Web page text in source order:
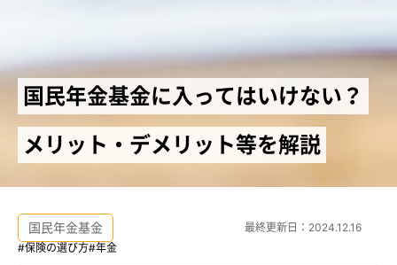
国民年金基金に入ってはいけない？
メリット・デメリット等を解説
国民年金基金
#保険の選び方#年金
最終更新日： 2024.12.16